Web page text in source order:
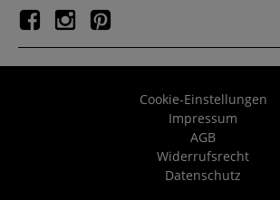
Cookie-Einstellungen
Impressum
AGB
Widerrufsrecht
Datenschutz